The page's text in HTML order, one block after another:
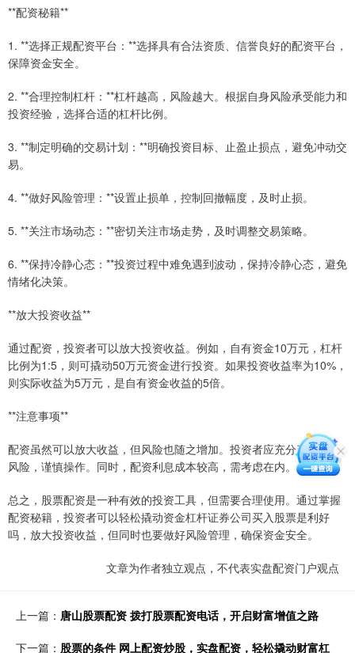
**配资秘籍**
1. **选择正规配资平台：**选择具有合法资质、信誉良好的配资平台，
保障资金安全。
2. **合理控制杠杆：**杠杆越高，风险越大。根据自身风险承受能力和
投资经验，选择合适的杠杆比例。
3. **制定明确的交易计划：**明确投资目标、止盈止损点，避免冲动交
易。
4. **做好风险管理：**设置止损单，控制回撤幅度，及时止损。
5. **关注市场动态：**密切关注市场走势，及时调整交易策略。
6. **保持冷静心态：**投资过程中难免遇到波动，保持冷静心态，避免
情绪化决策。
**放大投资收益**
通过配资，投资者可以放大投资收益。例如，自有资金10万元，杠杆
比例为1:5，则可撬动50万元资金进行投资。如果投资收益率为10%，
则实际收益为5万元，是自有资金收益的5倍。
**注意事项**
配资虽然可以放大收益，但风险也随之增加。投资者应充分了解配资
风险，谨慎操作。同时，配资利息成本较高，需考虑在内。
总之，股票配资是一种有效的投资工具，但需要合理使用。通过掌握
配资秘籍，投资者可以轻松撬动资金杠杆证券公司买入股票是利好
吗，放大投资收益，但同时也要做好风险管理，确保资金安全。
文章为作者独立观点，不代表实盘配资门户观点
上一篇： 唐山股票配资 拨打股票配资电话，开启财富增值之路
下一篇： 股票的条件 网上配资炒股，实盘配资，轻松撬动财富杠